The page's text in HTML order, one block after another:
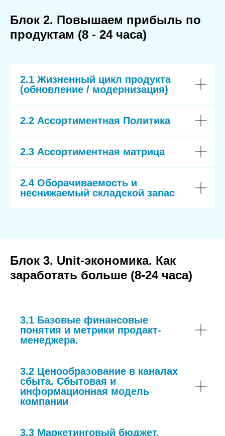
Блок 2. Повышаем прибыль по
продуктам (8 - 24 часа)
2.1 Жизненный цикл продукта
(обновление / модернизация)
2.2 Ассортиментная Политика
2.3 Ассортиментная матрица
2.4 Оборачиваемость и
неснижаемый складской запас
Блок 3. Unit-экономика. Как
заработать больше (8-24 часа)
3.1 Базовые финансовые
понятия и метрики продакт-
менеджера.
3.2 Ценообразование в каналах
сбыта. Сбытовая и
информационная модель
компании
3.3 Маркетинговый бюджет.